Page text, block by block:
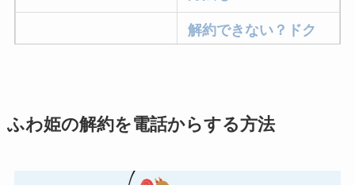
解約できない？ドク
ミュゼプラチナムの
解約方法まとめ！契
ふわ姫の解約を電話からする方法